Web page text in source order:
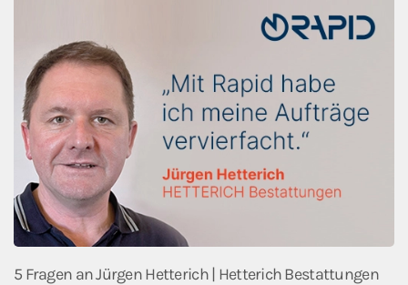
5 Fragen an Jürgen Hetterich | Hetterich Bestattungen